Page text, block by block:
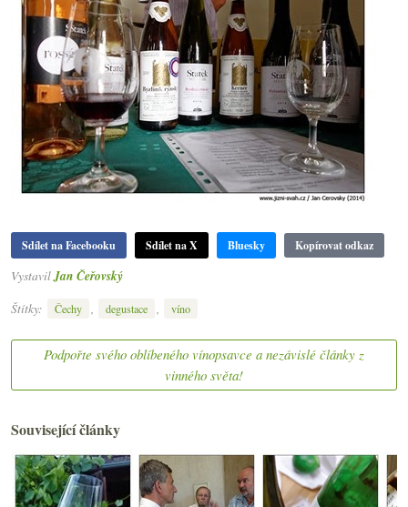
Sdílet na Facebooku Sdílet na X Bluesky Kopírovat odkaz
Vystavil Jan Čeřovský
Štítky:
Čechy , degustace , víno
Podpořte svého oblíbeného vínopsavce a nezávislé články z
vinného světa!
Související články